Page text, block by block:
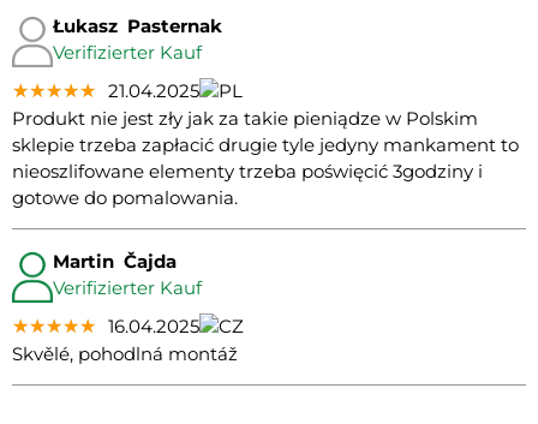
Łukasz Pasternak
Verifizierter Kauf
★★★★★
★★★★★
★★★★★ 21.04.2025
Produkt nie jest zły jak za takie pieniądze w Polskim
sklepie trzeba zapłacić drugie tyle jedyny mankament to
nieoszlifowane elementy trzeba poświęcić 3godziny i
gotowe do pomalowania.
Martin Čajda
Verifizierter Kauf
★★★★★
★★★★★
★★★★★ 16.04.2025
Skvělé, pohodlná montáž